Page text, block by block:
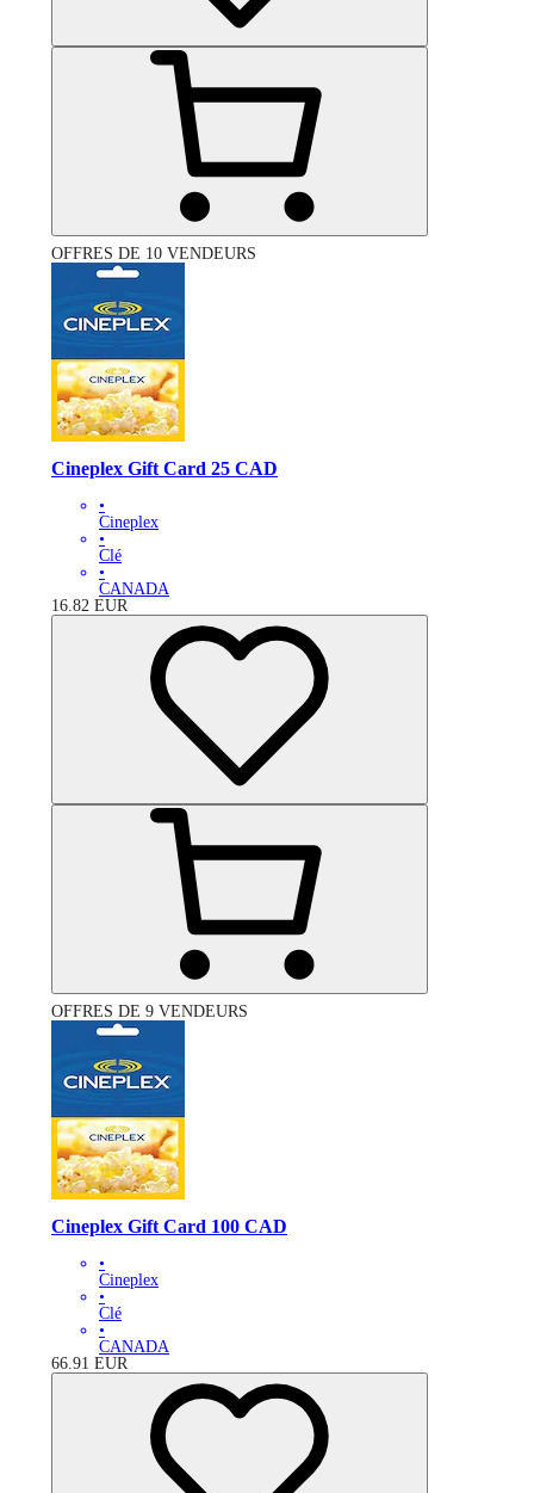
OFFRES DE 10 VENDEURS
Cineplex Gift Card 25 CAD
•
Cineplex
•
Clé
•
CANADA
16.82 EUR
OFFRES DE 9 VENDEURS
Cineplex Gift Card 100 CAD
•
Cineplex
•
Clé
•
CANADA
66.91 EUR